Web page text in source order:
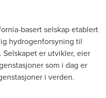
-basert selskap etablert
hydrogenforsyning til
er utvikler, eier
som i dag er
i verden.